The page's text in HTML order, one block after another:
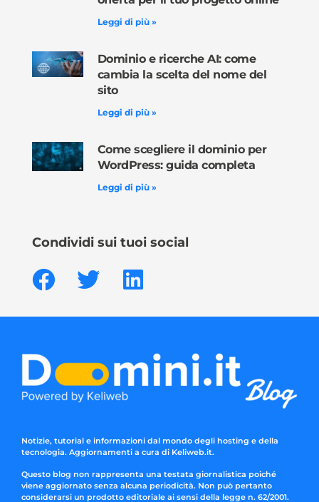
Leggi di più »
Dominio e ricerche AI: come
cambia la scelta del nome del
sito
Leggi di più »
Come scegliere il dominio per
WordPress: guida completa
Leggi di più »
Condividi sui tuoi social
Notizie, tutorial e informazioni dal mondo degli hosting e della
tecnologia. Aggiornamenti a cura di Keliweb.it.
Questo blog non rappresenta una testata giornalistica poiché
viene aggiornato senza alcuna periodicità. Non può pertanto
considerarsi un prodotto editoriale ai sensi della legge n. 62/2001.